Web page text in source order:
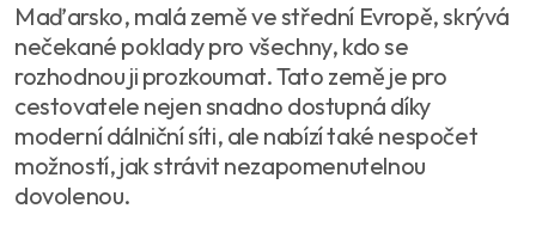
Maďarsko, malá země ve střední Evropě, skrývá
nečekané poklady pro všechny, kdo se
rozhodnou ji prozkoumat. Tato země je pro
cestovatele nejen snadno dostupná díky
moderní dálniční síti, ale nabízí také nespočet
možností, jak strávit nezapomenutelnou
dovolenou.